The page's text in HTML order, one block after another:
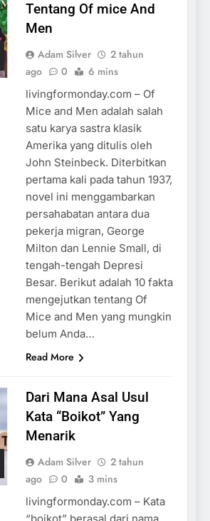
Tentang Of mice And
Men
Adam Silver
2 tahun
ago
0 6 mins
livingformonday.com – Of
Mice and Men adalah salah
satu karya sastra klasik
Amerika yang ditulis oleh
John Steinbeck. Diterbitkan
pertama kali pada tahun 1937,
novel ini menggambarkan
persahabatan antara dua
pekerja migran, George
Milton dan Lennie Small, di
tengah-tengah Depresi
Besar. Berikut adalah 10 fakta
mengejutkan tentang Of
Mice and Men yang mungkin
belum Anda…
Read More
Dari Mana Asal Usul
Kata “Boikot” Yang
Menarik
Adam Silver
2 tahun
ago
0 3 mins
livingformonday.com – Kata